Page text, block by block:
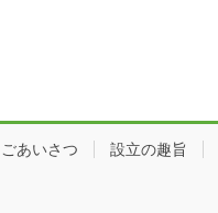
ごあいさつ 設立の趣旨